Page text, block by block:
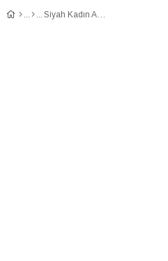
Siyah Kadın Ayakkabı D838753805